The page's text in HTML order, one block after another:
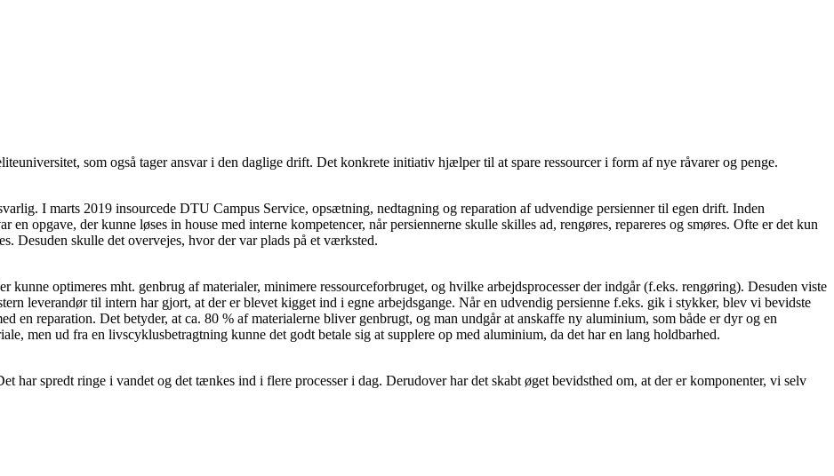
som også tager ansvar i den daglige drift. Det konkrete initiativ hjælper til at spare ressourcer i form af nye råvarer og penge.
I marts 2019 insourcede DTU Campus Service, opsætning, nedtagning og reparation af udvendige persienner til egen drift. Inden
en opgave, der kunne løses in house med interne kompetencer, når persiennerne skulle skilles ad, rengøres, repareres og smøres. Ofte er det kun
Desuden skulle det overvejes, hvor der var plads på et værksted.
optimeres mht. genbrug af materialer, minimere ressourceforbruget, og hvilke arbejdsprocesser der indgår (f.eks. rengøring). Desuden viste
leverandør til intern har gjort, at der er blevet kigget ind i egne arbejdsgange. Når en udvendig persienne f.eks. gik i stykker, blev vi bevidste
en reparation. Det betyder, at ca. 80 % af materialerne bliver genbrugt, og man undgår at anskaffe ny aluminium, som både er dyr og en
men ud fra en livscyklusbetragtning kunne det godt betale sig at supplere op med aluminium, da det har en lang holdbarhed.
har spredt ringe i vandet og det tænkes ind i flere processer i dag. Derudover har det skabt øget bevidsthed om, at der er komponenter, vi selv